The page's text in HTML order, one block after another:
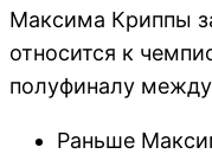
Максима Криппы
относится к
полуфиналу
Раньше